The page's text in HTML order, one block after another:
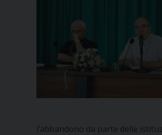
l’abbandono da parte delle